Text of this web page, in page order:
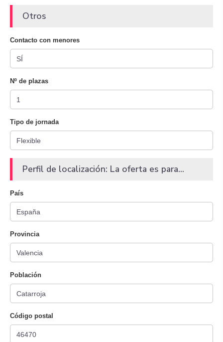
Otros
Contacto con menores
Nº de plazas
Tipo de jornada
Perfil de localización: La oferta es para...
País
Provincia
Población
Código postal